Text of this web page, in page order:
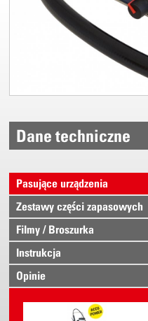
Dane techniczne
Pasujące urządzenia
Zestawy części zapasowych
Filmy / Broszurka
Instrukcja
Opinie